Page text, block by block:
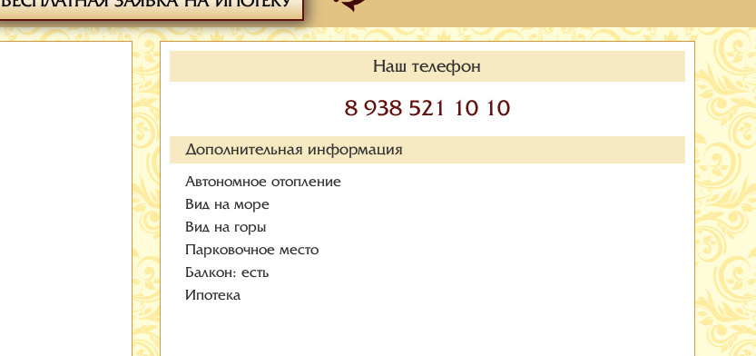
Наш телефон
8 938 521 10 10
Дополнительная информация
Автономное отопление
Вид на море
Вид на горы
Парковочное место
Балкон: есть
Ипотека